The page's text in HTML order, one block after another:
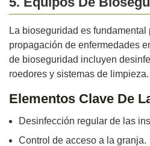
La bioseguridad es
propagación de enfermedades
de bioseguridad incluyen
roedores y sistemas de limpieza.
Elementos Clave De
Desinfección regular de las
Control de acceso a la granja.